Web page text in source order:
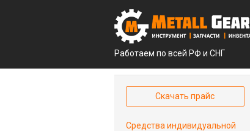
Работаем по всей РФ и СНГ
Скачать прайс
Средства индивидуальной